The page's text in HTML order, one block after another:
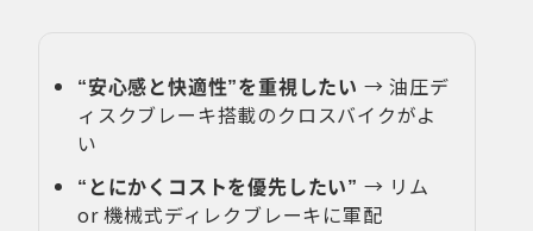
“安心感と快適性”を重視したい → 油圧デ
ィスクブレーキ搭載のクロスバイクがよ
い
“とにかくコストを優先したい” → リム
or 機械式ディレクブレーキに軍配